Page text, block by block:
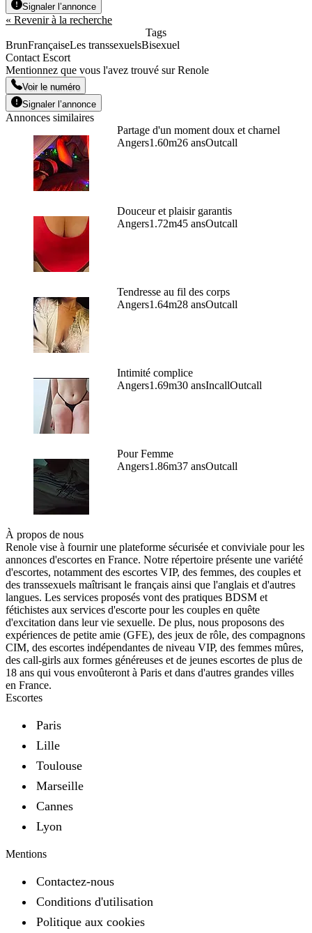
Signaler l’annonce
« Revenir à la recherche
Tags
BrunFrançaiseLes transsexuelsBisexuel
Contact Escort
Mentionnez que vous l'avez trouvé sur Renole
Voir le numéro
Signaler l’annonce
Annonces similaires
Partage d'un moment doux et charnel
Angers1.60m26 ansOutcall
Douceur et plaisir garantis
Angers1.72m45 ansOutcall
Tendresse au fil des corps
Angers1.64m28 ansOutcall
Intimité complice
Angers1.69m30 ansIncallOutcall
Pour Femme
Angers1.86m37 ansOutcall
À propos de nous
Renole vise à fournir une plateforme sécurisée et conviviale pour les
annonces d'escortes en France. Notre répertoire présente une variété
d'escortes, notamment des escortes VIP, des femmes, des couples et
des transsexuels maîtrisant le français ainsi que l'anglais et d'autres
langues. Les services proposés vont des pratiques BDSM et
fétichistes aux services d'escorte pour les couples en quête
d'excitation dans leur vie sexuelle. De plus, nous proposons des
expériences de petite amie (GFE), des jeux de rôle, des compagnons
CIM, des escortes indépendantes de niveau VIP, des femmes mûres,
des call-girls aux formes généreuses et de jeunes escortes de plus de
18 ans qui vous envoûteront à Paris et dans d'autres grandes villes
en France.
Escortes
Paris
Lille
Toulouse
Marseille
Cannes
Lyon
Mentions
Contactez-nous
Conditions d'utilisation
Politique aux cookies